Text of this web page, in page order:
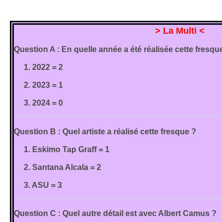
> La Multi <
Question A : En quelle année a été réalisée cette
1. 2022 = 2
2. 2023 = 1
3. 2024 = 0
Question B : Quel artiste a réalisé cette fresque ?
1. Eskimo Tap Graff = 1
2. Santana Alcala = 2
3. ASU = 3
Question C : Quel autre détail est avec Albert Camus ?